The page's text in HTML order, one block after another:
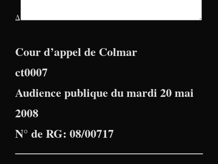
Δ
Cour d’appel de Colmar
ct0007
Audience publique du mardi 20 mai
2008
N° de RG: 08/00717